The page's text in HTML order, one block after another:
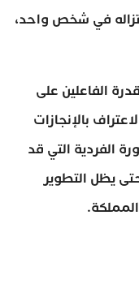
في شخص واحد،
الفاعلين على
بالإنجازات
الفردية التي قد
يظل التطوير